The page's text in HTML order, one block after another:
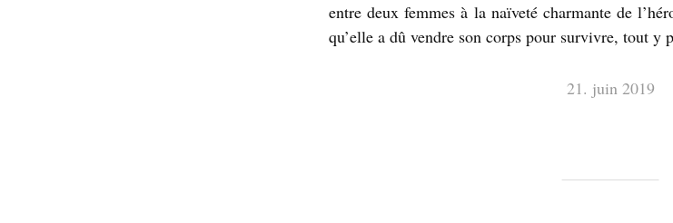
entre deux femmes à la naïveté charmante de
qu’elle a dû vendre son corps pour survivre, tout y
21. juin 2019